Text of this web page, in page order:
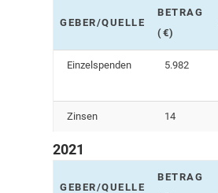
GEBER/QUELLE
BETRAG
(€)
Einzelspenden 5.982
Zinsen 14
2021
GEBER/QUELLE
BETRAG